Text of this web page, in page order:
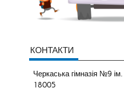
КОНТАКТИ
Черкаська гімназія №9
18005